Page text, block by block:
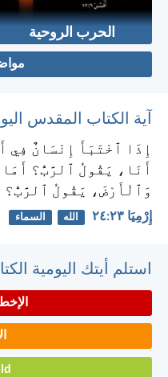
الحرب الروحية
آية الكتاب المقدس
إِذَا ٱخْتَبَأَ إِنْسَانٌ فِي
أَنَا، يَقُولُ ٱلرَّبُّ؟
وَٱلْأَرْضَ، يَقُولُ ٱلرَّبُّ؟
إِرْمِيَا ٢٣:‏٢٤ الله السماء
استلم أيتك اليومية